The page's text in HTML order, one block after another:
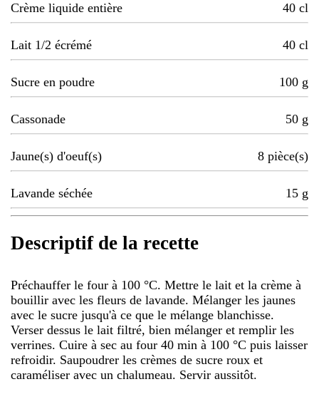
Crème liquide entière 40 cl
Lait 1/2 écrémé 40 cl
Sucre en poudre 100 g
Cassonade 50 g
Jaune(s) d'oeuf(s) 8 pièce(s)
Lavande séchée 15 g
Descriptif de la recette
Préchauffer le four à 100 °C. Mettre le lait et la crème à
bouillir avec les fleurs de lavande. Mélanger les jaunes
avec le sucre jusqu'à ce que le mélange blanchisse.
Verser dessus le lait filtré, bien mélanger et remplir les
verrines. Cuire à sec au four 40 min à 100 °C puis laisser
refroidir. Saupoudrer les crèmes de sucre roux et
caraméliser avec un chalumeau. Servir aussitôt.